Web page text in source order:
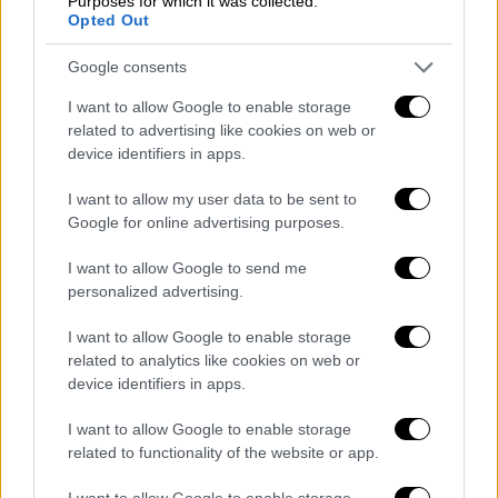
Opted Out
Google consents
I want to allow Google to enable storage
related to advertising like cookies on web or
device identifiers in apps.
I want to allow my user data to be sent to
Google for online advertising purposes.
I want to allow Google to send me
personalized advertising.
I want to allow Google to enable storage
related to analytics like cookies on web or
device identifiers in apps.
I want to allow Google to enable storage
related to functionality of the website or app.
Μια μελέτη του 2024 παρακολούθησε
εκατοντάδες χρήστες εφαρμογών γνωριμιών
για τρεις μήνες και διαπίστωσε ότι σχεδόν
όλοι βίωναν burnout.Η έννοια της
«εξουθένωσης» έχει τρεις βασικές
διαστάσεις: συναισθηματική κόπωση,
κυνισμός και αίσθηση
αναποτελεσματικότητας.
Η συναισθηματική κόπωση είναι το αίσθημα
εξάντλησης και απογοήτευσης. Ο κυνισμός
εμφανίζεται όταν τα προφίλ αρχίζουν να
μοιάζουν όλα ίδια και οι αλληλεπιδράσεις
χάνουν τον ανθρώπινο χαρακτήρα. Και η
ότι τίποτα δεν θα λειτουργήσει, είτε επειδή
«δεν είσαι καλός σε αυτό» είτε επειδή «δεν